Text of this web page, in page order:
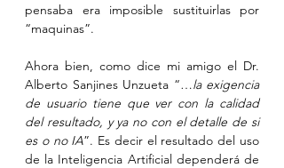
pensaba era imposible sustituirlas por
“maquinas”.
Ahora bien, como dice mi amigo el Dr.
Alberto Sanjines Unzueta “…la exigencia
de usuario tiene que ver con la calidad
del resultado, y ya no con el detalle de si
es o no IA”. Es decir el resultado del uso
de la Inteligencia Artificial dependerá de